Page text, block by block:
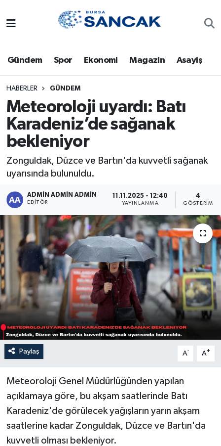
Gündem Spor Ekonomi Magazin Asayiş
HABERLER GÜNDEM
Meteoroloji uyardı: Batı
Karadeniz’de sağanak
bekleniyor
Zonguldak, Düzce ve Bartın'da kuvvetli sağanak
uyarısında bulunuldu.
ADMİN ADMİN ADMİN
EDITÖR
11.11.2025 - 12:40
YAYINLANMA
4
GÖSTERIM
Paylaş A- A+
Meteoroloji Genel Müdürlüğünden yapılan
açıklamaya göre, bu akşam saatlerinde Batı
Karadeniz'de görülecek yağışların yarın akşam
saatlerine kadar Zonguldak, Düzce ve Bartın'da
kuvvetli olması bekleniyor.
Bursa
Dünya
Eğitim
Ekonomi
Genel
Magazin
Sağlık
Siyaset
Spor
Türkiye
Trafik Durumu
Süper Lig Puan Durumu ve Fikstür
Tüm Manşetler
Son Dakika Haberleri
Haber Arşivi